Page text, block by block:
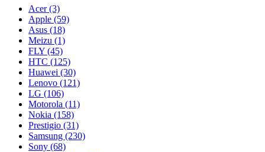
Acer (3)
Apple (59)
Asus (18)
Meizu (1)
FLY (45)
HTC (125)
Huawei (30)
Lenovo (121)
LG (106)
Motorola (11)
Nokia (158)
Prestigio (31)
Samsung (230)
Sony (68)